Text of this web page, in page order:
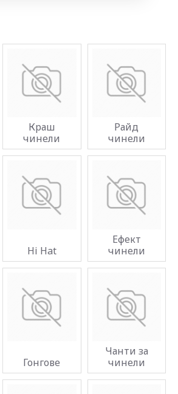
Краш
чинели
Райд
чинели
Hi Hat
Ефект
чинели
Гонгове
Чанти за
чинели